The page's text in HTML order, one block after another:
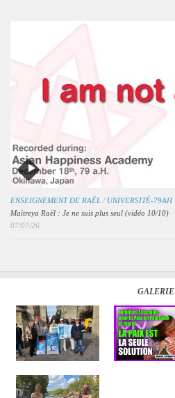
ENSEIGNEMENT DE RAËL / UNIVERSITÉ-79AH
Maitreya Raël : Je ne suis plus seul (vidéo 10/10)
07/07/26
GALERIE